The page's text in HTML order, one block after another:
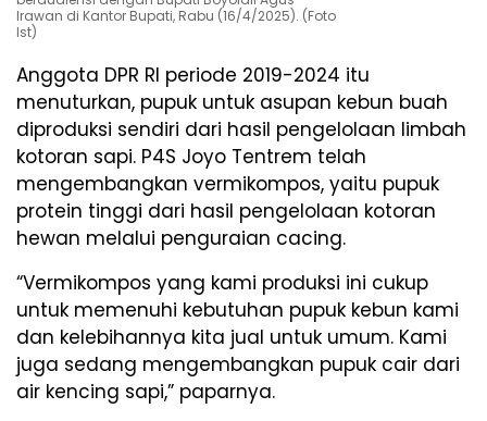
Irawan di Kantor Bupati, Rabu (16/4/2025). (Foto
Ist)
Anggota DPR RI periode 2019-2024 itu
menuturkan, pupuk untuk asupan kebun buah
diproduksi sendiri dari hasil pengelolaan limbah
kotoran sapi. P4S Joyo Tentrem telah
mengembangkan vermikompos, yaitu pupuk
protein tinggi dari hasil pengelolaan kotoran
hewan melalui penguraian cacing.
“Vermikompos yang kami produksi ini cukup
untuk memenuhi kebutuhan pupuk kebun kami
dan kelebihannya kita jual untuk umum. Kami
juga sedang mengembangkan pupuk cair dari
air kencing sapi,” paparnya.